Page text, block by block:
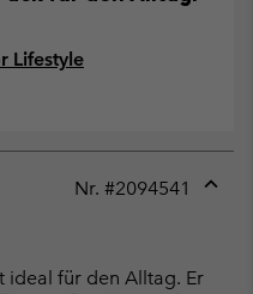
Lifestyle
Nr. #2094541
ideal für den Alltag. Er